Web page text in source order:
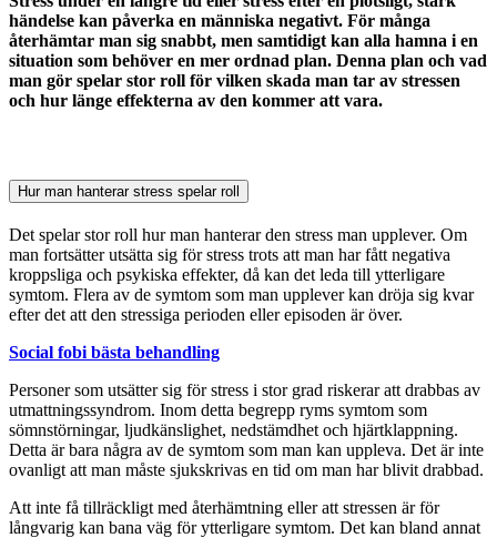
händelse kan påverka en människa negativt. För många
återhämtar man sig snabbt, men samtidigt kan alla hamna i en
situation som behöver en mer ordnad plan. Denna plan och vad
man gör spelar stor roll för vilken skada man tar av stressen
och hur länge effekterna av den kommer att vara.
Hur man hanterar stress spelar roll
Det spelar stor roll hur man hanterar den stress man upplever. Om
man fortsätter utsätta sig för stress trots att man har fått negativa
kroppsliga och psykiska effekter, då kan det leda till ytterligare
symtom. Flera av de symtom som man upplever kan dröja sig kvar
efter det att den stressiga perioden eller episoden är över.
Social fobi bästa behandling
Personer som utsätter sig för stress i stor grad riskerar att drabbas av
utmattningssyndrom. Inom detta begrepp ryms symtom som
sömnstörningar, ljudkänslighet, nedstämdhet och hjärtklappning.
Detta är bara några av de symtom som man kan uppleva. Det är inte
ovanligt att man måste sjukskrivas en tid om man har blivit drabbad.
Att inte få tillräckligt med återhämtning eller att stressen är för
långvarig kan bana väg för ytterligare symtom. Det kan bland annat